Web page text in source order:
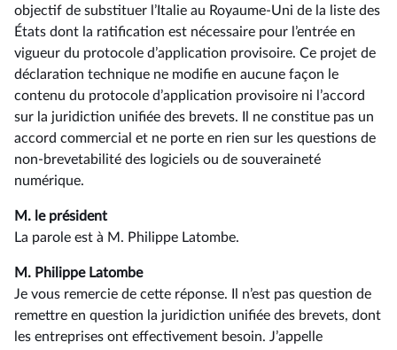
objectif de substituer l’Italie au Royaume-Uni de la liste des
États dont la ratification est nécessaire pour l’entrée en
vigueur du protocole d’application provisoire. Ce projet de
déclaration technique ne modifie en aucune façon le
contenu du protocole d’application provisoire ni l’accord
sur la juridiction unifiée des brevets. Il ne constitue pas un
accord commercial et ne porte en rien sur les questions de
non-brevetabilité des logiciels ou de souveraineté
numérique.
M. le président
La parole est à M. Philippe Latombe.
M. Philippe Latombe
Je vous remercie de cette réponse. Il n’est pas question de
remettre en question la juridiction unifiée des brevets, dont
les entreprises ont effectivement besoin. J’appelle